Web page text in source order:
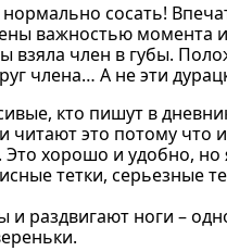
сосать!
важностью
взяла член в губы.
члена… А не эти
кто пишут в
читают это потому что
хорошо и удобно,
тетки, серьезные
и раздвигают ноги –